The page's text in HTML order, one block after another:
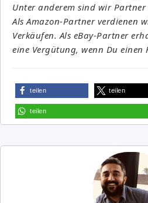
Unter anderem sind wir Partner
Als Amazon-Partner verdienen
Verkäufen. Als eBay-Partner
eine Vergütung, wenn Du einen
teilen teilen
teilen